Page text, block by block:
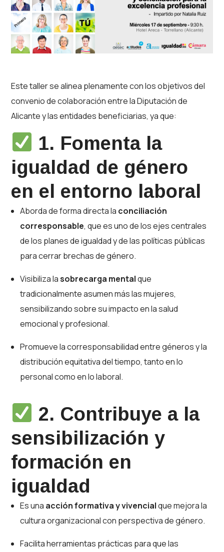
Este taller se alinea plenamente con los objetivos del
convenio de colaboración entre la Diputación de
Alicante y las entidades beneficiarias, ya que:
1. Fomenta la
igualdad de género
en el entorno laboral
Aborda de forma directa la conciliación
corresponsable, que es uno de los ejes centrales
de los planes de igualdad y de las políticas públicas
para cerrar brechas de género.
Visibiliza lasobrecarga mentalque
tradicionalmente asumen más las mujeres,
sensibilizando sobre su impacto en la salud
emocional y profesional.
Promueve la corresponsabilidad entre géneros y la
distribución equitativa del tiempo, tanto en lo
personal como en lo laboral.
2. Contribuye a la
sensibilización y
formación en
igualdad
Es una acción formativa y vivencialque mejora la
cultura organizacional con perspectiva de género.
Facilita herramientas prácticas para que las